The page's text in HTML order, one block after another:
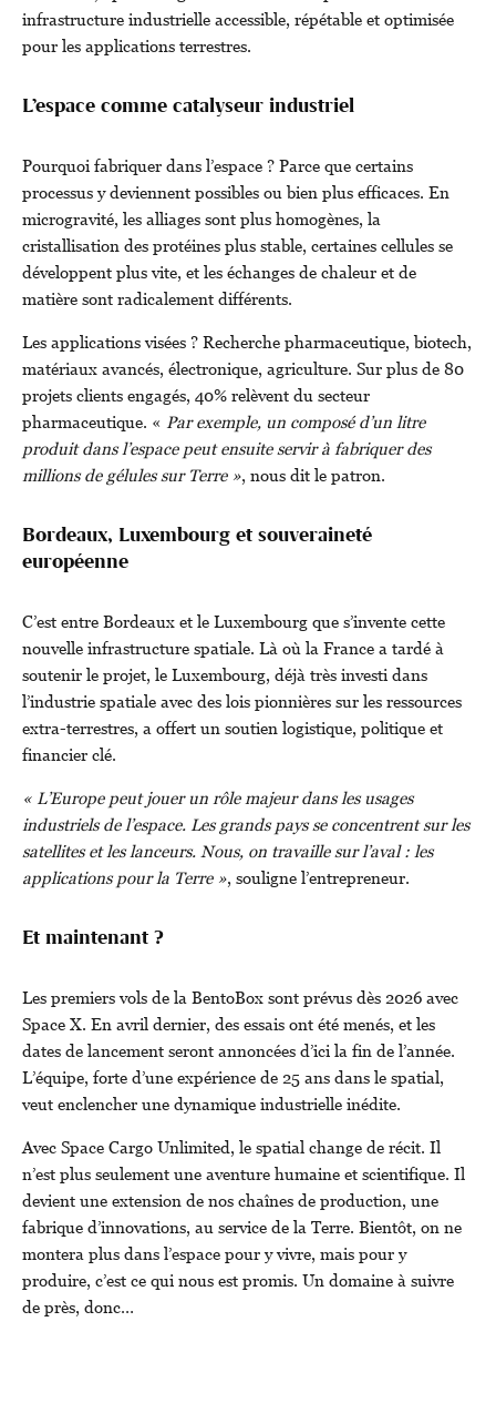
infrastructure industrielle accessible, répétable et optimisée
pour les applications terrestres.
L’espace comme catalyseur industriel
Pourquoi fabriquer dans l’espace ? Parce que certains
processus y deviennent possibles ou bien plus efficaces. En
microgravité, les alliages sont plus homogènes, la
cristallisation des protéines plus stable, certaines cellules se
développent plus vite, et les échanges de chaleur et de
matière sont radicalement différents.
Les applications visées ? Recherche pharmaceutique, biotech,
matériaux avancés, électronique, agriculture. Sur plus de 80
projets clients engagés, 40% relèvent du secteur
pharmaceutique. « Par exemple, un composé d’un litre
produit dans l’espace peut ensuite servir à fabriquer des
millions de gélules sur Terre », nous dit le patron.
Bordeaux, Luxembourg et souveraineté
européenne
C’est entre Bordeaux et le Luxembourg que s’invente cette
nouvelle infrastructure spatiale. Là où la France a tardé à
soutenir le projet, le Luxembourg, déjà très investi dans
l’industrie spatiale avec des lois pionnières sur les ressources
extra-terrestres, a offert un soutien logistique, politique et
financier clé.
« L’Europe peut jouer un rôle majeur dans les usages
industriels de l’espace. Les grands pays se concentrent sur les
satellites et les lanceurs. Nous, on travaille sur l’aval : les
applications pour la Terre », souligne l’entrepreneur.
Et maintenant ?
Les premiers vols de la BentoBox sont prévus dès 2026 avec
Space X. En avril dernier, des essais ont été menés, et les
dates de lancement seront annoncées d’ici la fin de l’année.
L’équipe, forte d’une expérience de 25 ans dans le spatial,
veut enclencher une dynamique industrielle inédite.
Avec Space Cargo Unlimited, le spatial change de récit. Il
n’est plus seulement une aventure humaine et scientifique. Il
devient une extension de nos chaînes de production, une
fabrique d’innovations, au service de la Terre. Bientôt, on ne
montera plus dans l’espace pour y vivre, mais pour y
produire, c’est ce qui nous est promis. Un domaine à suivre
de près, donc…